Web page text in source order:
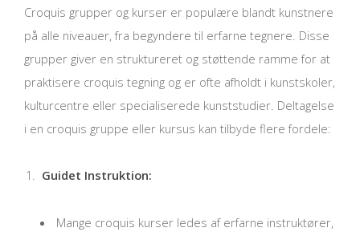
Croquis grupper og kurser er populære blandt kunstnere
på alle niveauer, fra begyndere til erfarne tegnere. Disse
grupper giver en struktureret og støttende ramme for at
praktisere croquis tegning og er ofte afholdt i kunstskoler,
kulturcentre eller specialiserede kunststudier. Deltagelse
i en croquis gruppe eller kursus kan tilbyde flere fordele:
Guidet Instruktion:
Mange croquis kurser ledes af erfarne instruktører,